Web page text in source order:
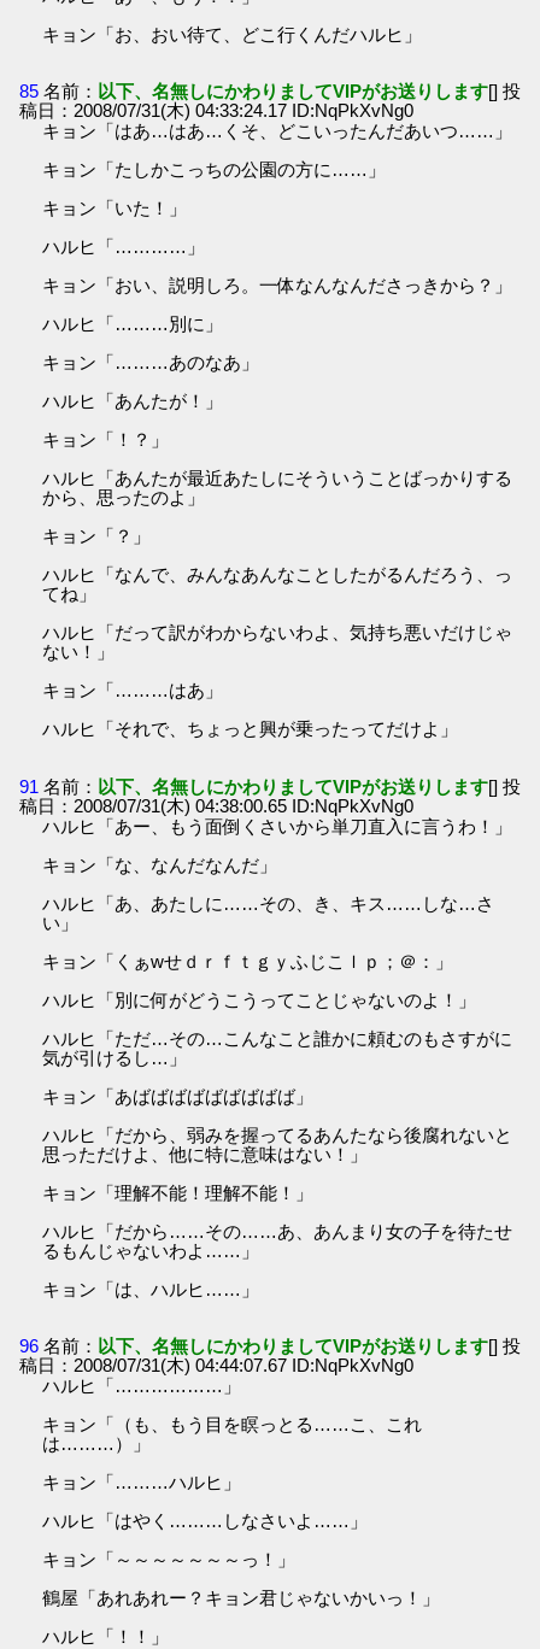
キョン「お、おい待て、どこ行くんだハルヒ」
85 名前： 以下、名無しにかわりましてVIPがお送りします[] 投
稿日：2008/07/31(木) 04:33:24.17 ID:NqPkXvNg0
キョン「はあ…はあ…くそ、どこいったんだあいつ……」
キョン「たしかこっちの公園の方に……」
キョン「いた！」
ハルヒ「…………」
キョン「おい、説明しろ。一体なんなんださっきから？」
ハルヒ「………別に」
キョン「………あのなあ」
ハルヒ「あんたが！」
キョン「！？」
ハルヒ「あんたが最近あたしにそういうことばっかりする
から、思ったのよ」
キョン「？」
ハルヒ「なんで、みんなあんなことしたがるんだろう、っ
てね」
ハルヒ「だって訳がわからないわよ、気持ち悪いだけじゃ
ない！」
キョン「………はあ」
ハルヒ「それで、ちょっと興が乗ったってだけよ」
91 名前： 以下、名無しにかわりましてVIPがお送りします[] 投
稿日：2008/07/31(木) 04:38:00.65 ID:NqPkXvNg0
ハルヒ「あー、もう面倒くさいから単刀直入に言うわ！」
キョン「な、なんだなんだ」
ハルヒ「あ、あたしに……その、き、キス……しな…さ
い」
キョン「くぁwせｄｒｆｔｇｙふじこｌｐ；＠：」
ハルヒ「別に何がどうこうってことじゃないのよ！」
ハルヒ「ただ…その…こんなこと誰かに頼むのもさすがに
気が引けるし…」
キョン「あばばばばばばばばば」
ハルヒ「だから、弱みを握ってるあんたなら後腐れないと
思っただけよ、他に特に意味はない！」
キョン「理解不能！理解不能！」
ハルヒ「だから……その……あ、あんまり女の子を待たせ
るもんじゃないわよ……」
キョン「は、ハルヒ……」
96 名前： 以下、名無しにかわりましてVIPがお送りします[] 投
稿日：2008/07/31(木) 04:44:07.67 ID:NqPkXvNg0
ハルヒ「………………」
キョン「（も、もう目を瞑っとる……こ、これ
は………）」
キョン「………ハルヒ」
ハルヒ「はやく………しなさいよ……」
キョン「～～～～～～～っ！」
鶴屋「あれあれー？キョン君じゃないかいっ！」
ハルヒ「！！」